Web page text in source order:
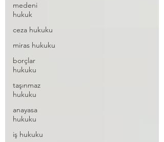
medeni
hukuk
ceza hukuku
miras hukuku
borçlar
hukuku
taşınmaz
hukuku
anayasa
hukuku
iş hukuku